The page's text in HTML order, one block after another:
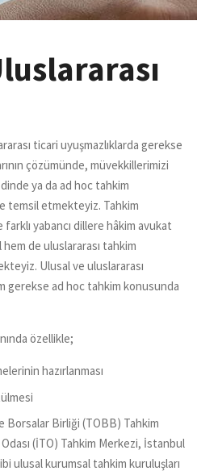
ticari uyuşmazlıklarda gerekse
çözümünde, müvekkillerimizi
ya da ad hoc tahkim
temsil etmekteyiz. Tahkim
yabancı dillere hâkim avukat
de uluslararası tahkim
Ulusal ve uluslararası
gerekse ad hoc tahkim konusunda
özellikle;
hazırlanması
Borsalar Birliği (TOBB) Tahkim
(İTO) Tahkim Merkezi, İstanbul
ulusal kurumsal tahkim kuruluşları